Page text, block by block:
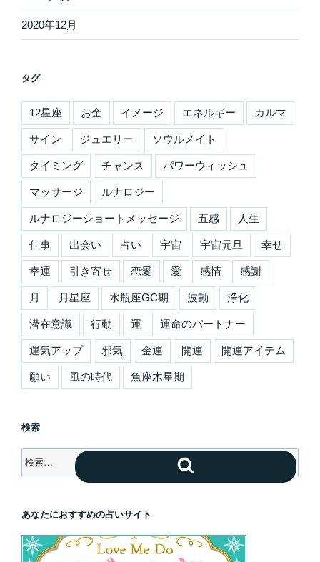
2020年12月
タグ
12星座 お金 イメージ エネルギー カルマ
サイン ジュエリー ソウルメイト
タイミング チャンス パワーウィッシュ
マッサージ ルナロジー
ルナロジーショートメッセージ 五感 人生
仕事 出会い 占い 宇宙 宇宙元旦 幸せ
幸運 引き寄せ 恋愛 愛 感情 感謝
月 月星座 水瓶座GC期 波動 浄化
潜在意識 行動 運 運命のパートナー
運気アップ 邪気 金運 開運 開運アイテム
願い 風の時代 魚座木星期
検索
検
索:
索
あなたにおすすめの占いサイト